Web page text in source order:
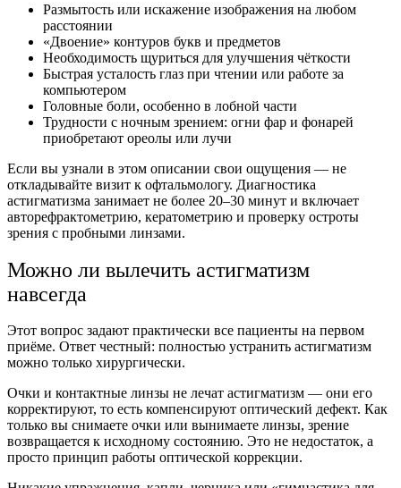
Размытость или искажение изображения на любом
расстоянии
«Двоение» контуров букв и предметов
Необходимость щуриться для улучшения чёткости
Быстрая усталость глаз при чтении или работе за
компьютером
Головные боли, особенно в лобной части
Трудности с ночным зрением: огни фар и фонарей
приобретают ореолы или лучи
Если вы узнали в этом описании свои ощущения — не
откладывайте визит к офтальмологу. Диагностика
астигматизма занимает не более 20–30 минут и включает
авторефрактометрию, кератометрию и проверку остроты
зрения с пробными линзами.
Можно ли вылечить астигматизм
навсегда
Этот вопрос задают практически все пациенты на первом
приёме. Ответ честный: полностью устранить астигматизм
можно только хирургически.
Очки и контактные линзы не лечат астигматизм — они его
корректируют, то есть компенсируют оптический дефект. Как
только вы снимаете очки или вынимаете линзы, зрение
возвращается к исходному состоянию. Это не недостаток, а
просто принцип работы оптической коррекции.